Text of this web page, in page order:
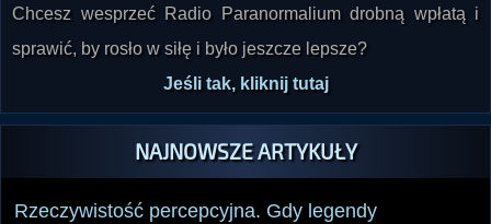
Chcesz wesprzeć Radio Paranormalium drobną wpłatą i
sprawić, by rosło w siłę i było jeszcze lepsze?
Jeśli tak, kliknij tutaj
NAJNOWSZE ARTYKUŁY
Rzeczywistość percepcyjna. Gdy legendy